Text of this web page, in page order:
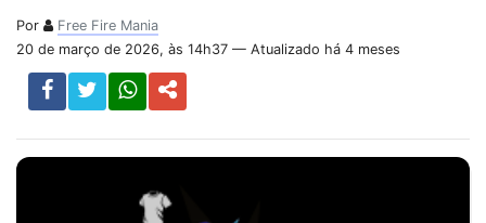
Por
Free Fire Mania
20 de março de 2026, às 14h37 — Atualizado há 4 meses